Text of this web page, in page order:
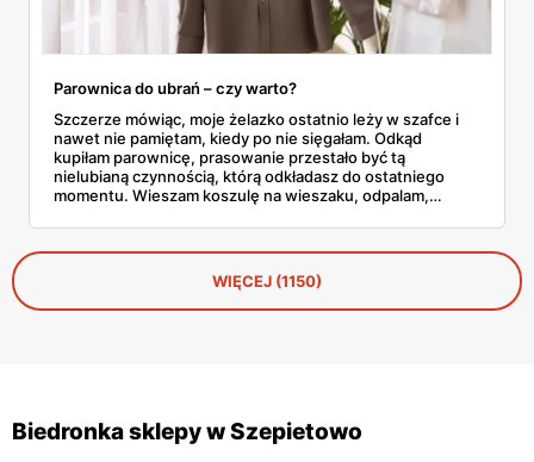
Parownica do ubrań – czy warto?
Szczerze mówiąc, moje żelazko ostatnio leży w szafce i
nawet nie pamiętam, kiedy po nie sięgałam. Odkąd
kupiłam parownicę, prasowanie przestało być tą
nielubianą czynnością, którą odkładasz do ostatniego
momentu. Wieszam koszulę na wieszaku, odpalam,
zaczyna się problem, bo parownic jest na rynku
zatrzęsienie, a nie każda robi to, co obiecuje producent.
WIĘCEJ (1150)
Biedronka sklepy w Szepietowo